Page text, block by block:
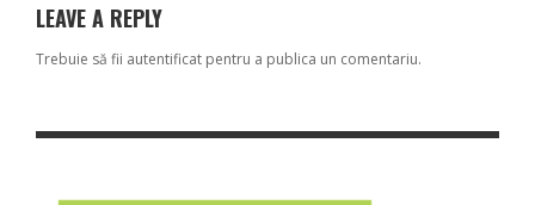
LEAVE A REPLY
Trebuie să fii autentificat pentru a publica un comentariu.